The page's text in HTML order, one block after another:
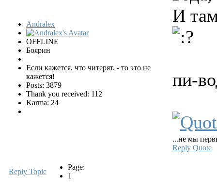
Andralex
OFFLINE
Боярин
Если кажется, что читерят, - то это не
кажется!
Posts: 3879
Thank you received: 112
Karma: 24
И
пи-
...не мы
Reply Quote
Reply Topic
Page:
1